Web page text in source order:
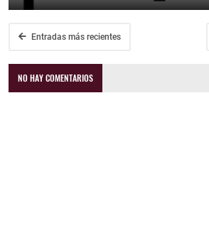
Entradas más recientes
NO HAY COMENTARIOS